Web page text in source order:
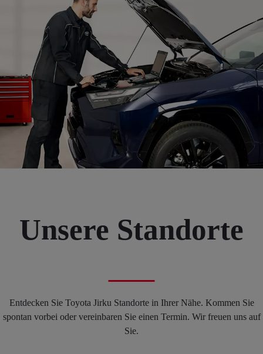
Unsere Standorte
Entdecken Sie Toyota Jirku Standorte in Ihrer Nähe. Kommen Sie
spontan vorbei oder vereinbaren Sie einen Termin. Wir freuen uns auf
Sie.